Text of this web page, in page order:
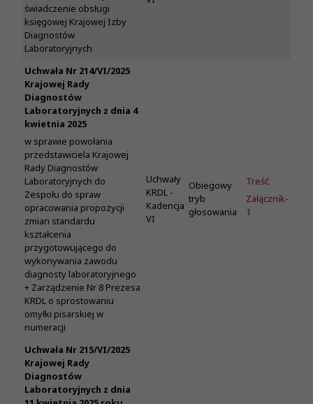
świadczenie obsługi
księgowej Krajowej Izby
Diagnostów
Laboratoryjnych
Uchwała Nr 214/VI/2025
Krajowej Rady
Diagnostów
Laboratoryjnych z dnia 4
kwietnia 2025
w sprawie powołania
przedstawiciela Krajowej
Rady Diagnostów
Laboratoryjnych do
Zespołu do spraw
opracowania propozycji
zmian standardu
kształcenia
przygotowującego do
wykonywania zawodu
diagnosty laboratoryjnego
+ Zarządzenie Nr 8 Prezesa
KRDL o sprostowaniu
omyłki pisarskiej w
numeracji
Uchwały
KRDL -
Kadencja
VI
Obiegowy
tryb
głosowania
Treść
Załącznik-
1
Uchwała Nr 215/VI/2025
Krajowej Rady
Diagnostów
Laboratoryjnych z dnia